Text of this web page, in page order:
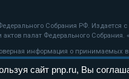
Собрания РФ.
палат Федерального
информация о принимаемых
сайт pnp.ru, Вы